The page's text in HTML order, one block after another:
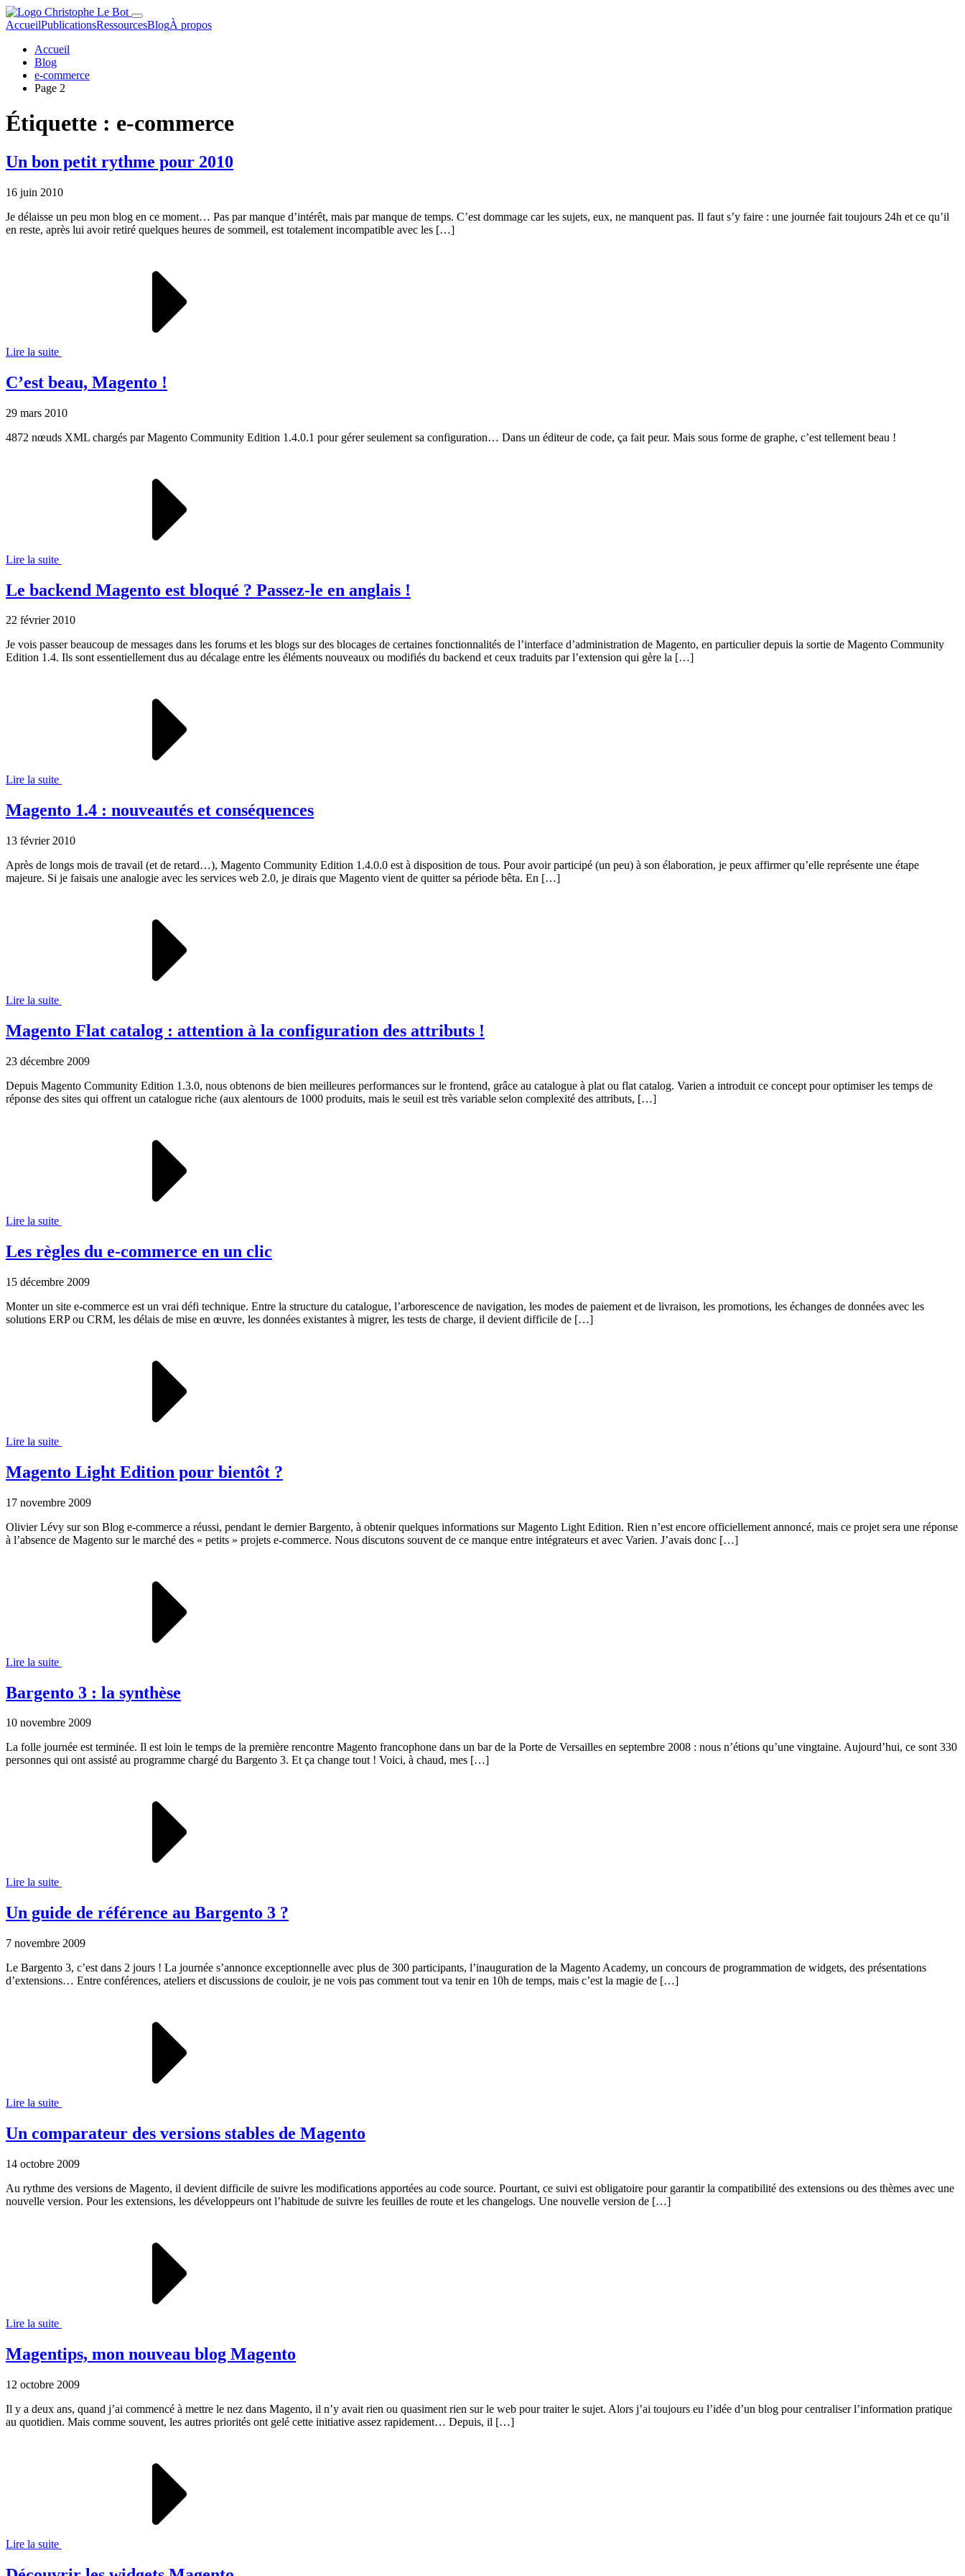
AccueilPublicationsRessourcesBlogÀ propos
Accueil
Blog
e-commerce
Page 2
Étiquette : e-commerce
Un bon petit rythme pour 2010
16 juin 2010
Je délaisse un peu mon blog en ce moment… Pas par manque d’intérêt, mais par manque de temps. C’est dommage car les sujets, eux, ne manquent pas. Il faut s’y faire : une journée fait toujours 24h et ce qu’il
en reste, après lui avoir retiré quelques heures de sommeil, est totalement incompatible avec les […]
Lire la suite
C’est beau, Magento !
29 mars 2010
4872 nœuds XML chargés par Magento Community Edition 1.4.0.1 pour gérer seulement sa configuration… Dans un éditeur de code, ça fait peur. Mais sous forme de graphe, c’est tellement beau !
Lire la suite
Le backend Magento est bloqué ? Passez-le en anglais !
22 février 2010
Je vois passer beaucoup de messages dans les forums et les blogs sur des blocages de certaines fonctionnalités de l’interface d’administration de Magento, en particulier depuis la sortie de Magento Community
Edition 1.4. Ils sont essentiellement dus au décalage entre les éléments nouveaux ou modifiés du backend et ceux traduits par l’extension qui gère la […]
Lire la suite
Magento 1.4 : nouveautés et conséquences
13 février 2010
Après de longs mois de travail (et de retard…), Magento Community Edition 1.4.0.0 est à disposition de tous. Pour avoir participé (un peu) à son élaboration, je peux affirmer qu’elle représente une étape
majeure. Si je faisais une analogie avec les services web 2.0, je dirais que Magento vient de quitter sa période bêta. En […]
Lire la suite
Magento Flat catalog : attention à la configuration des attributs !
23 décembre 2009
Depuis Magento Community Edition 1.3.0, nous obtenons de bien meilleures performances sur le frontend, grâce au catalogue à plat ou flat catalog. Varien a introduit ce concept pour optimiser les temps de
réponse des sites qui offrent un catalogue riche (aux alentours de 1000 produits, mais le seuil est très variable selon complexité des attributs, […]
Lire la suite
Les règles du e-commerce en un clic
15 décembre 2009
Monter un site e-commerce est un vrai défi technique. Entre la structure du catalogue, l’arborescence de navigation, les modes de paiement et de livraison, les promotions, les échanges de données avec les
solutions ERP ou CRM, les délais de mise en œuvre, les données existantes à migrer, les tests de charge, il devient difficile de […]
Lire la suite
Magento Light Edition pour bientôt ?
17 novembre 2009
Olivier Lévy sur son Blog e-commerce a réussi, pendant le dernier Bargento, à obtenir quelques informations sur Magento Light Edition. Rien n’est encore officiellement annoncé, mais ce projet sera une réponse
à l’absence de Magento sur le marché des « petits » projets e-commerce. Nous discutons souvent de ce manque entre intégrateurs et avec Varien. J’avais donc […]
Lire la suite
Bargento 3 : la synthèse
10 novembre 2009
La folle journée est terminée. Il est loin le temps de la première rencontre Magento francophone dans un bar de la Porte de Versailles en septembre 2008 : nous n’étions qu’une vingtaine. Aujourd’hui, ce sont 330
personnes qui ont assisté au programme chargé du Bargento 3. Et ça change tout ! Voici, à chaud, mes […]
Lire la suite
Un guide de référence au Bargento 3 ?
7 novembre 2009
Le Bargento 3, c’est dans 2 jours ! La journée s’annonce exceptionnelle avec plus de 300 participants, l’inauguration de la Magento Academy, un concours de programmation de widgets, des présentations
d’extensions… Entre conférences, ateliers et discussions de couloir, je ne vois pas comment tout va tenir en 10h de temps, mais c’est la magie de […]
Lire la suite
Un comparateur des versions stables de Magento
14 octobre 2009
Au rythme des versions de Magento, il devient difficile de suivre les modifications apportées au code source. Pourtant, ce suivi est obligatoire pour garantir la compatibilité des extensions ou des thèmes avec une
nouvelle version. Pour les extensions, les développeurs ont l’habitude de suivre les feuilles de route et les changelogs. Une nouvelle version de […]
Lire la suite
Magentips, mon nouveau blog Magento
12 octobre 2009
Il y a deux ans, quand j’ai commencé à mettre le nez dans Magento, il n’y avait rien ou quasiment rien sur le web pour traiter le sujet. Alors j’ai toujours eu l’idée d’un blog pour centraliser l’information pratique
au quotidien. Mais comme souvent, les autres priorités ont gelé cette initiative assez rapidement… Depuis, il […]
Lire la suite